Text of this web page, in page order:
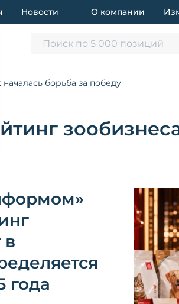
Новости О компании
Поиск по 5 000 позиций
борьба за победу
в
года